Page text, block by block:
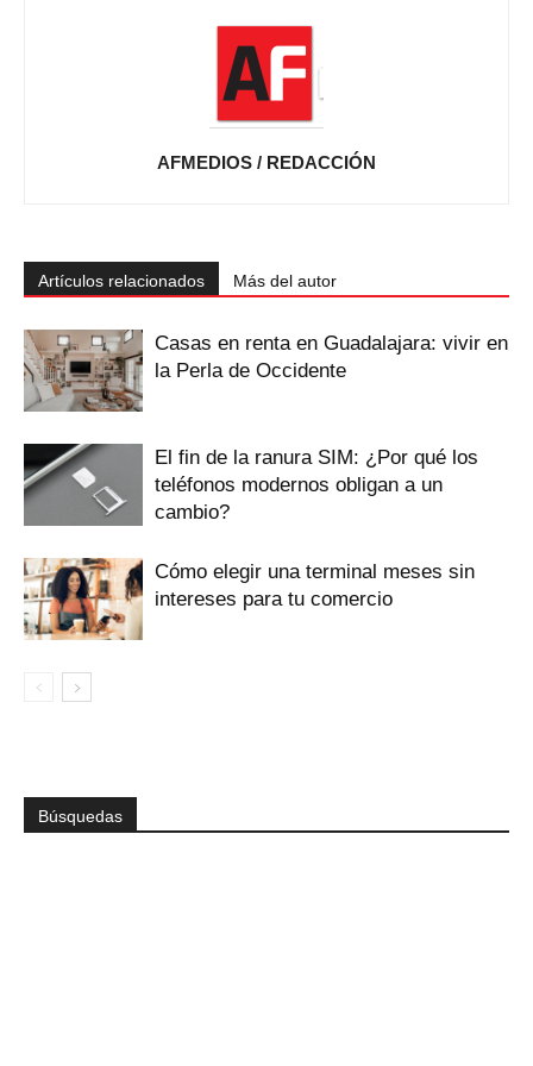
AFMEDIOS / REDACCIÓN
Artículos relacionados Más del autor
Casas en renta en Guadalajara: vivir en
la Perla de Occidente
El fin de la ranura SIM: ¿Por qué los
teléfonos modernos obligan a un
cambio?
Cómo elegir una terminal meses sin
intereses para tu comercio
Búsquedas